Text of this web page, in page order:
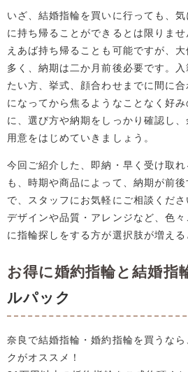
いざ、結婚指輪を買いに行っても、
に持ち帰ることができるとは限りま
えあば持ち帰ることも可能ですが、
多く、納期は二か月前後必要です。
たい方、挙式、顔合わせまでに間に
になってから焦るようなことなく好
に、選び方や納期をしっかり確認し
用意をはじめていきましょう。
今回ご紹介した、即納・早く受け取
も、時期や商品によって、納期が前
で、スタッフにお気軽にご相談くださ
デザインや品質・アレンジなど、色
に指輪探しをする方が選択肢が増える
お得に婚約指輪と結婚指
ルパック
奈良で結婚指輪・婚約指輪を買うな
クがオススメ！